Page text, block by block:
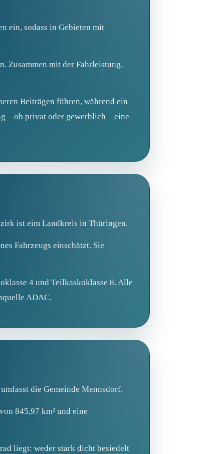
ein, sodass in Gebieten mit
Zusammen mit der Fahrleistung,
Beiträgen führen, während ein
– ob privat oder gewerblich – eine
ist eim Landkreis in Thüringen.
Fahrzeugs einschätzt. Sie
4 und Teilkaskoklasse 8. Alle
ADAC.
die Gemeinde Mennsdorf.
845,97 km² und eine
liegt: weder stark dicht besiedelt